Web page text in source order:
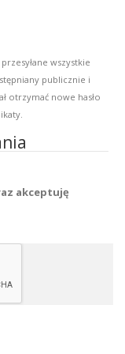
wszystkie
publicznie i
otrzymać nowe hasło
akceptuję